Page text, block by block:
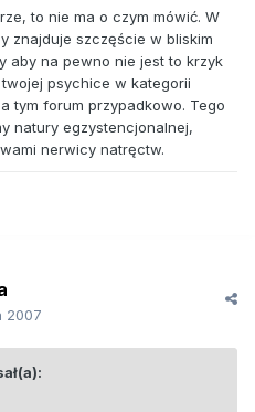
to nie ma o czym mówić. W
znajduje szczęście w bliskim
aby na pewno nie jest to krzyk
psychice w kategorii
tym forum przypadkowo. Tego
natury egzystencjonalnej,
nerwicy natręctw.
2007